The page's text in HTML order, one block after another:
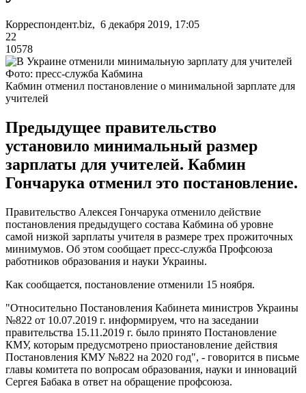
Корреспондент.biz, 6 декабря 2019, 17:05
22
10578
Фото: пресс-служба Кабмина
Кабмин отменил постановление о минимальной зарплате для
учителей
Предыдущее правительство
установило минимальный размер
зарплаты для учителей. Кабмин
Гончарука отменил это постановление.
Правительство Алексея Гончарука отменило действие
постановления предыдущего состава Кабмина об уровне
самой низкой зарплаты учителя в размере трех прожиточных
минимумов. Об этом сообщает пресс-служба Профсоюза
работников образования и науки Украины.
Как сообщается, постановление отменили 15 ноября.
"Относительно Постановления Кабинета министров Украины
№822 от 10.07.2019 г. информируем, что на заседании
правительства 15.11.2019 г. было принято Постановление
КМУ, которым предусмотрено приостановление действия
Постановления КМУ №822 на 2020 год", - говорится в письме
главы комитета по вопросам образования, науки и инноваций
Сергея Бабака в ответ на обращение профсоюза.